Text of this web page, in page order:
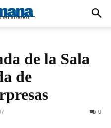
de la Sala
de
0